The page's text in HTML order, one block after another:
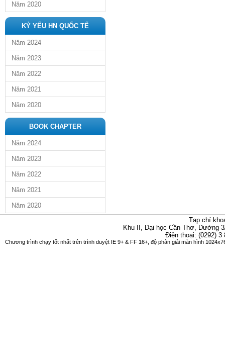
Năm 2020
KỶ YẾU HN QUỐC TẾ
Năm 2024
Năm 2023
Năm 2022
Năm 2021
Năm 2020
BOOK CHAPTER
Năm 2024
Năm 2023
Năm 2022
Năm 2021
Năm 2020
Tạp chí
Khu II, Đại học Cần Thơ, Đường
Điện thoại: (0292)
Chương trình chạy tốt nhất trên trình duyệt IE 9+ & FF 16+, độ phân giải màn hình